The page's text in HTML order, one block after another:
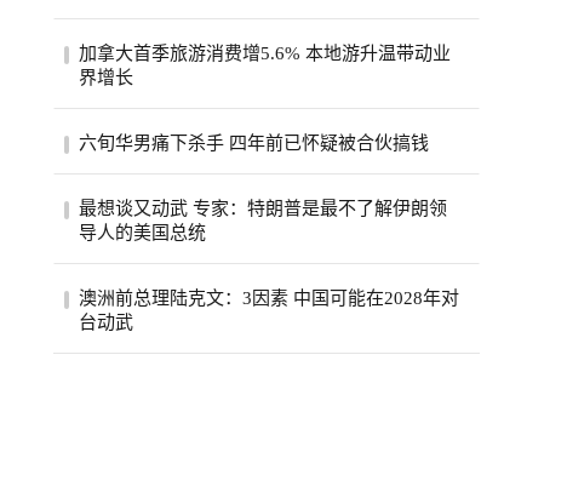
罩，奥卡纳根印第安保留地火灾致逾230栋
加拿大首季旅游消费增5.6% 本地游升温带动业
界增长
费按年上升5.6%，达295亿元，显示2026年
六旬华男痛下杀手 四年前已怀疑被合伙搞钱
案，现金投入800万元左右，总贷款1500万
元，全...
最想谈又动武 专家：特朗普是最不了解伊朗领
导人的美国总统
看板。（路透）特朗普总统自认擅长看透并
澳洲前总理陆克文：3因素 中国可能在2028年对
台动武